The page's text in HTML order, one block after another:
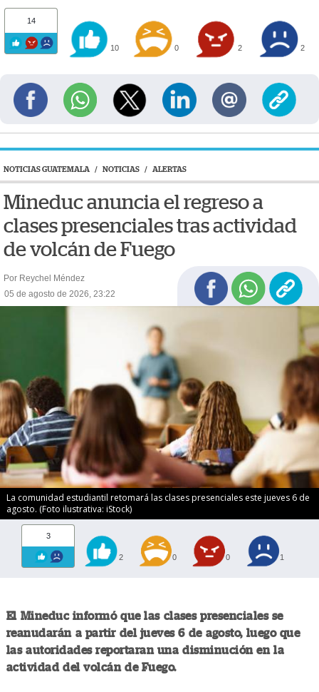
14
10 0 2 2
NOTICIAS GUATEMALA / NOTICIAS / ALERTAS
Mineduc anuncia el regreso a
clases presenciales tras actividad
de volcán de Fuego
Por Reychel Méndez
05 de agosto de 2026, 23:22
La comunidad estudiantil retomará las clases presenciales este jueves 6 de
agosto. (Foto ilustrativa: iStock)
3
2 0 0 1
El Mineduc informó que las clases presenciales se
reanudarán a partir del jueves 6 de agosto, luego que
las autoridades reportaran una disminución en la
actividad del volcán de Fuego.